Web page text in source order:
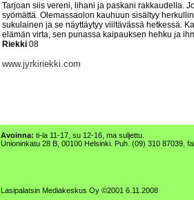
Tarjoan siis vereni, lihani ja paskani rakkaudella.
syömättä. Olemassaolon kauhuun sisältyy
sukulainen ja se näyttäytyy viiltävässä hetkessä.
elämän virta, sen punassa kaipauksen hehku ja
Riekki 08
www.jyrkiriekki.com
Avoinna: ti-la 11-17, su 12-16, ma suljettu.
Unioninkatu 28 B, 00100 Helsinki. Puh. (09) 310 87039,
Lasipalatsin Mediakeskus Oy ©2001 6.11.2008